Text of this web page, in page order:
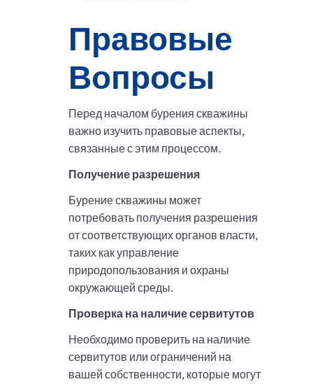
Правовые
Вопросы
Перед началом бурения скважины
важно изучить правовые аспекты,
связанные с этим процессом.
Получение разрешения
Бурение скважины может
потребовать получения разрешения
от соответствующих органов власти,
таких как управление
природопользования и охраны
окружающей среды.
Проверка на наличие сервитутов
Необходимо проверить на наличие
сервитутов или ограничений на
вашей собственности, которые могут